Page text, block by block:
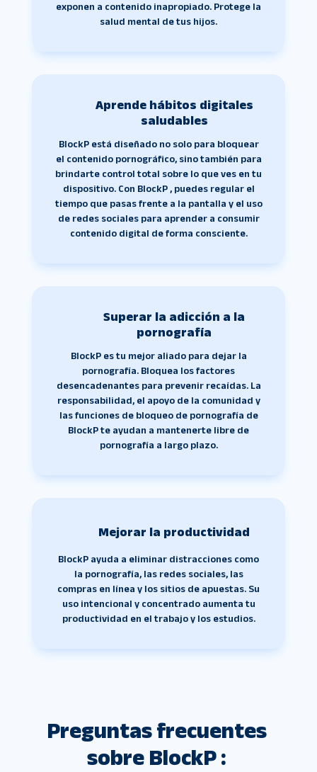
exponen a contenido inapropiado. Protege la
salud mental de tus hijos.
Aprende hábitos digitales
saludables
BlockP está diseñado no solo para bloquear
el contenido pornográfico, sino también para
brindarte control total sobre lo que ves en tu
dispositivo. Con BlockP , puedes regular el
tiempo que pasas frente a la pantalla y el uso
de redes sociales para aprender a consumir
contenido digital de forma consciente.
Superar la adicción a la
pornografía
BlockP es tu mejor aliado para dejar la
pornografía. Bloquea los factores
desencadenantes para prevenir recaídas. La
responsabilidad, el apoyo de la comunidad y
las funciones de bloqueo de pornografía de
BlockP te ayudan a mantenerte libre de
pornografía a largo plazo.
Mejorar la productividad
BlockP ayuda a eliminar distracciones como
la pornografía, las redes sociales, las
compras en línea y los sitios de apuestas. Su
uso intencional y concentrado aumenta tu
productividad en el trabajo y los estudios.
Preguntas frecuentes
sobre BlockP :